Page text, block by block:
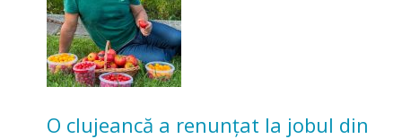
O clujeancă a renunțat la jobul din